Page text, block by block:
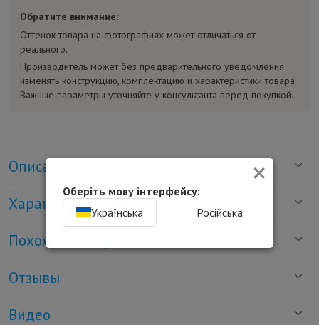
Обратите внимание:
Оттенок товара на фотографиях может отличаться от
реального.
Производитель может без предварительного уведомления
изменять конструкцию, комплектацию и характеристики товара.
Важные параметры уточняйте у консультанта перед покупкой.
Описание
Характеристики
Похожие товары
Отзывы
Видео
×
Оберіть мову інтерфейсу:
Українська
Російська